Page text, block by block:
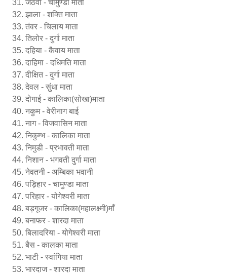
जेठंवा - चामुण्डा माता
झाला - शक्ति माता
तंवर - चिलाय माता
तिलोर - दुर्गा माता
दहिया - कैवाय माता
दाहिमा - दधिमति माता
दीक्षित - दुर्गा माता
देवल - सुंधा माता
दोगाई - कालिका(सोखा)माता
नकुम - वेरीनाग बाई
नाग - विजवासिन माता
निकुम्भ - कालिका माता
निमुडी - प्रभावती माता
निशान - भगवती दुर्गा माता
नेवतनी - अम्बिका भवानी
पड़िहार - चामुण्डा माता
परिहार - योगेश्वरी माता
बड़गूजर - कालिका(महालक्ष्मी)माँ
बनाफर - शारदा माता
बिलादरिया - योगेश्वरी माता
बैस - कालका माता
भाटी - स्वांगिया माता
भारदाज - शारदा माता